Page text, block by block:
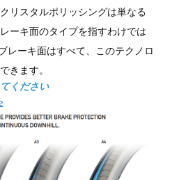
リスタルポリッシングは単なる
ーキ面のタイプを指すわけでは
レーキ面はすべて、このテクノロ
きます。
ください